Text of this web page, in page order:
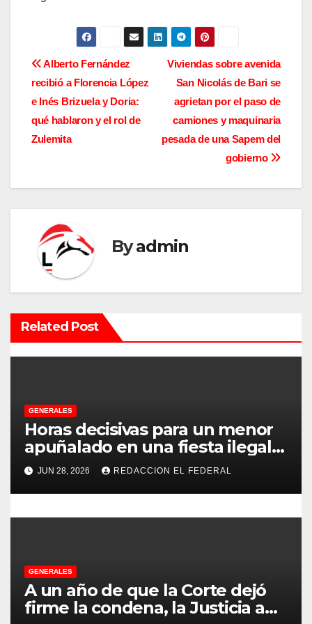
N
a
v
g
c
ó
n
d
e
n
t
r
a
a
s
Viviendas sobre avenida
San Nicolás de Bari se
agrietan por el paso de
camiones y maquinaria
pesada de una Sapem del
gobierno
Alberto Fernández
recibió a Florencia López
e Inés Brizuela y Doria:
qué hablaron y el rol de
Zulemita
Byadmin
Related Post
GENERALES
Horas decisivas para un menor
apuñalado en una fiesta ilegal
con más de 500 asistentes en
Chilecito
JUN 28, 2026 REDACCION EL FEDERAL
GENERALES
A un año de que la Corte dejó
firme la condena, la Justicia aún